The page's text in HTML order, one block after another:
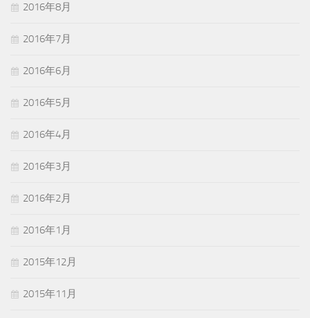
2016年8月
2016年7月
2016年6月
2016年5月
2016年4月
2016年3月
2016年2月
2016年1月
2015年12月
2015年11月